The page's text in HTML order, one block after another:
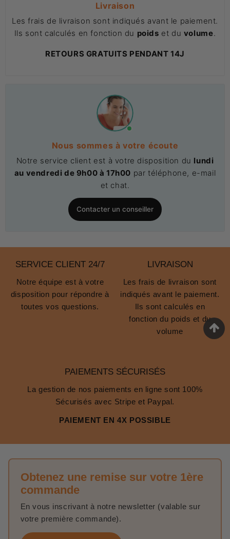
Livraison
Les frais de livraison sont indiqués avant le paiement.
Ils sont calculés en fonction du poids et du volume.
RETOURS GRATUITS PENDANT 14J
Nous sommes à votre écoute
Notre service client est à votre disposition du lundi
au vendredi de 9h00 à 17h00 par téléphone, e-mail
et chat.
Contacter un conseiller
SERVICE CLIENT 24/7
Notre équipe est à votre
disposition pour répondre à
toutes vos questions.
LIVRAISON
Les frais de livraison sont
indiqués avant le paiement.
Ils sont calculés en
fonction du poids et du
volume
PAIEMENTS SÉCURISÉS
La gestion de nos paiements en ligne sont 100%
Sécurisés avec Stripe et Paypal.
PAIEMENT EN 4X POSSIBLE
Obtenez une remise sur votre 1ère
commande
En vous inscrivant à notre newsletter (valable sur
votre première commande).